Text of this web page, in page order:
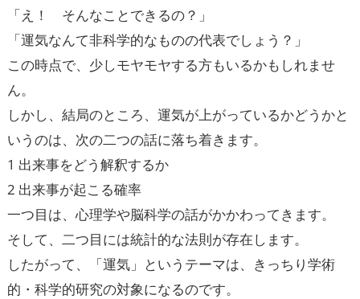
「え！ そんなことできるの？」
「運気なんて非科学的なものの代表でしょう？」
この時点で、少しモヤモヤする方もいるかもしれませ
ん。
しかし、結局のところ、運気が上がっているかどうかと
いうのは、次の二つの話に落ち着きます。
1 出来事をどう解釈するか
2 出来事が起こる確率
一つ目は、心理学や脳科学の話がかかわってきます。
そして、二つ目には統計的な法則が存在します。
したがって、「運気」というテーマは、きっちり学術
的・科学的研究の対象になるのです。